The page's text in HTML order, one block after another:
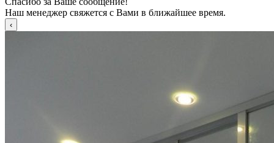
Наш менеджер свяжется с Вами в ближайшее время.